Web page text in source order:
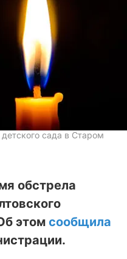
сада в Старом
обстрела
этом сообщила